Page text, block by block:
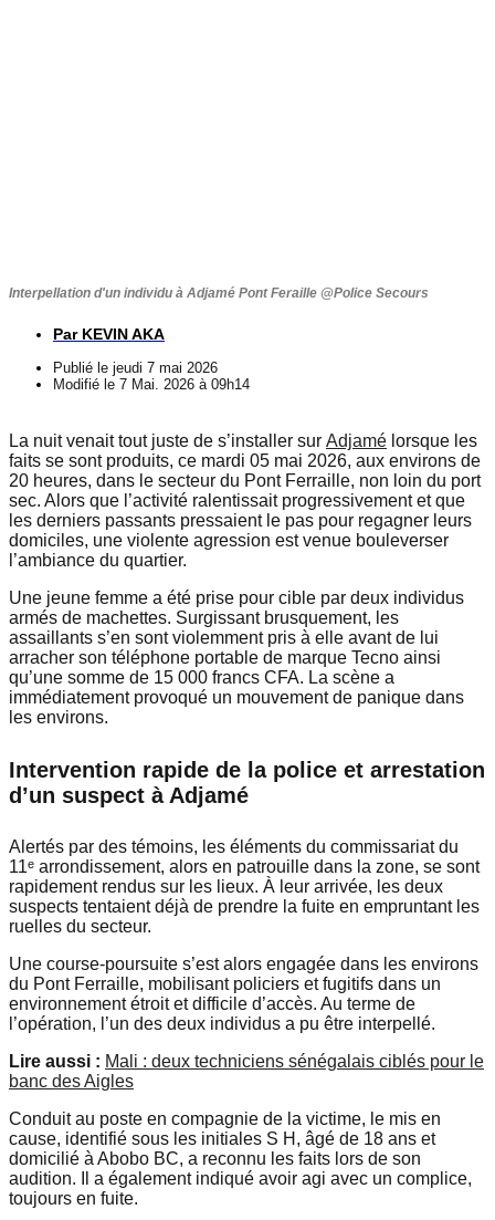
Interpellation d'un individu à Adjamé Pont Feraille @Police Secours
ParKEVIN AKA
Publié le jeudi 7 mai 2026
Modifié le 7 Mai. 2026 à 09h14
La nuit venait tout juste de s’installer sur Adjamé lorsque les
faits se sont produits, ce mardi 05 mai 2026, aux environs de
20 heures, dans le secteur du Pont Ferraille, non loin du port
sec. Alors que l’activité ralentissait progressivement et que
les derniers passants pressaient le pas pour regagner leurs
domiciles, une violente agression est venue bouleverser
l’ambiance du quartier.
Une jeune femme a été prise pour cible par deux individus
armés de machettes. Surgissant brusquement, les
assaillants s’en sont violemment pris à elle avant de lui
arracher son téléphone portable de marque Tecno ainsi
qu’une somme de 15 000 francs CFA. La scène a
immédiatement provoqué un mouvement de panique dans
les environs.
Intervention rapide de la police et arrestation
d’un suspect à Adjamé
Alertés par des témoins, les éléments du commissariat du
11ᵉ arrondissement, alors en patrouille dans la zone, se sont
rapidement rendus sur les lieux. À leur arrivée, les deux
suspects tentaient déjà de prendre la fuite en empruntant les
ruelles du secteur.
Une course-poursuite s’est alors engagée dans les environs
du Pont Ferraille, mobilisant policiers et fugitifs dans un
environnement étroit et difficile d’accès. Au terme de
l’opération, l’un des deux individus a pu être interpellé.
Lire aussi : Mali : deux techniciens sénégalais ciblés pour le
banc des Aigles
Conduit au poste en compagnie de la victime, le mis en
cause, identifié sous les initiales S H, âgé de 18 ans et
domicilié à Abobo BC, a reconnu les faits lors de son
audition. Il a également indiqué avoir agi avec un complice,
toujours en fuite.